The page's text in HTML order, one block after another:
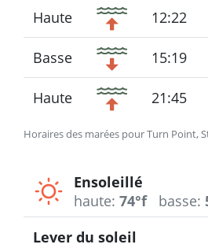
Horaires des marées pour Turn Point,
Haute 12:22
Basse 15:19
Haute 21:45
Ensoleillé
haute: 74°f basse:
Lever du soleil